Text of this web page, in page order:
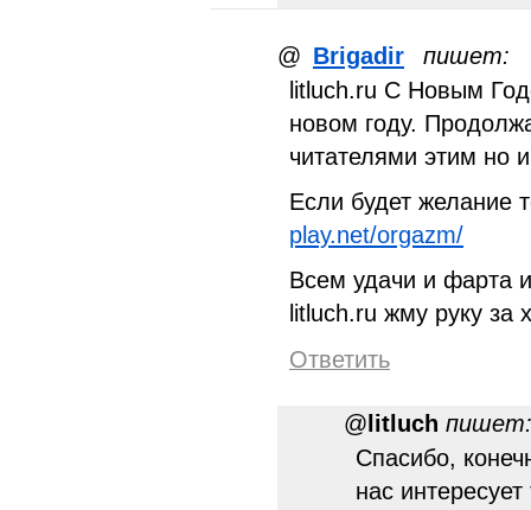
@ Brigadir
пишет:
litluch.ru С Новым
новом году.
читателями этим но
Если будет желание
play.net/orgazm/
Всем удачи и фарта
litluch.ru жму руку за
Ответить
@ litluch пишет:
Спасибо,
нас